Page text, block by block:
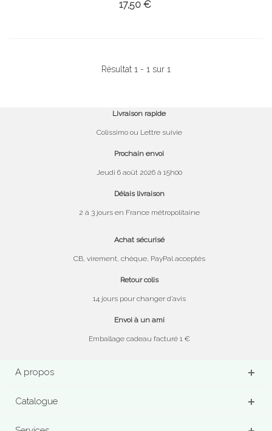
17,50 €
Résultat 1 - 1 sur 1
Livraison rapide
Colissimo ou Lettre suivie
Prochain envoi
Jeudi 6 août 2026 à 15h00
Délais livraison
2 à 3 jours en France métropolitaine
Achat sécurisé
CB, virement, chèque, PayPal acceptés
Retour colis
14 jours pour changer d’avis
Envoi à un ami
Emballage cadeau facturé 1 €
A propos
Catalogue